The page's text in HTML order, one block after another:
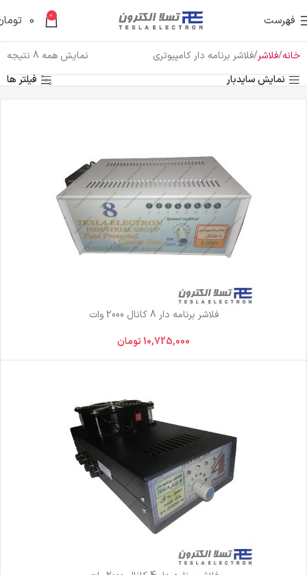
فهرست 0
0
خانه فلاشر فلاشر برنامه دار کامپیوتری
نمایش همه 8 نتیجه
نمایش سایدبار
فیلتر ها
فلاشر برنامه دار 8 کانال 2000 وات
10,725,000تومان